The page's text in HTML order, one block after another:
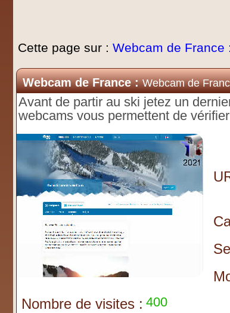
Cette page sur : Webcam de France
Webcam de France :Webcam de
Avant de partir au ski jetez un
webcams vous permettent de
Nombre de visites : 400